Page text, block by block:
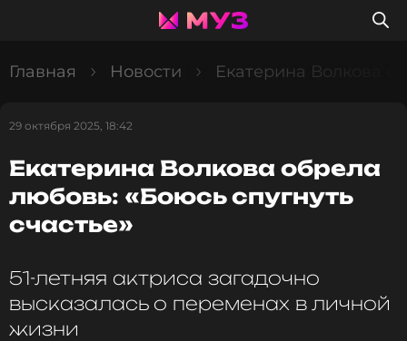
Главная Новости Екатерина Волкова
29 октября 2025, 18:42
Екатерина Волкова обрела
любовь: «Боюсь спугнуть
счастье»
51-летняя актриса загадочно
высказалась о переменах в личной
жизни